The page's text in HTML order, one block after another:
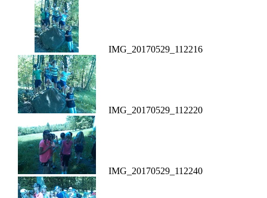
IMG_20170529_112216
IMG_20170529_112220
IMG_20170529_112240